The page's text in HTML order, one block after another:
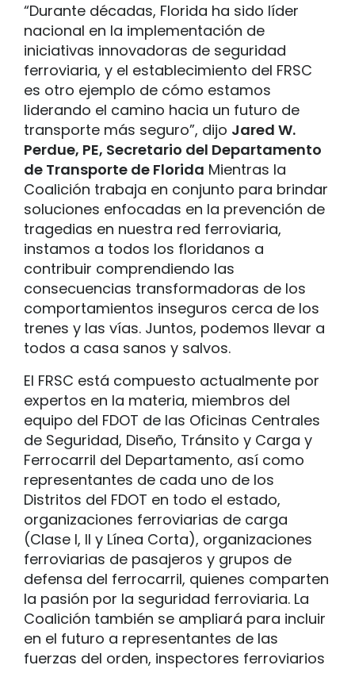
“Durante décadas, Florida ha sido líder
nacional en la implementación de
iniciativas innovadoras de seguridad
ferroviaria, y el establecimiento del FRSC
es otro ejemplo de cómo estamos
liderando el camino hacia un futuro de
transporte más seguro”, dijo Jared W.
Perdue, PE, Secretario del Departamento
de Transporte de Florida Mientras la
Coalición trabaja en conjunto para brindar
soluciones enfocadas en la prevención de
tragedias en nuestra red ferroviaria,
instamos a todos los floridanos a
contribuir comprendiendo las
consecuencias transformadoras de los
comportamientos inseguros cerca de los
trenes y las vías. Juntos, podemos llevar a
todos a casa sanos y salvos.
El FRSC está compuesto actualmente por
expertos en la materia, miembros del
equipo del FDOT de las Oficinas Centrales
de Seguridad, Diseño, Tránsito y Carga y
Ferrocarril del Departamento, así como
representantes de cada uno de los
Distritos del FDOT en todo el estado,
organizaciones ferroviarias de carga
(Clase I, II y Línea Corta), organizaciones
ferroviarias de pasajeros y grupos de
defensa del ferrocarril, quienes comparten
la pasión por la seguridad ferroviaria. La
Coalición también se ampliará para incluir
en el futuro a representantes de las
fuerzas del orden, inspectores ferroviarios